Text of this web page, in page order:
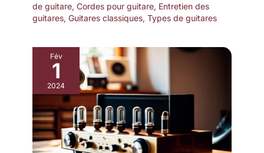
de guitare, Cordes pour guitare, Entretien des
guitares, Guitares classiques, Types de guitares
Fév
1
2024